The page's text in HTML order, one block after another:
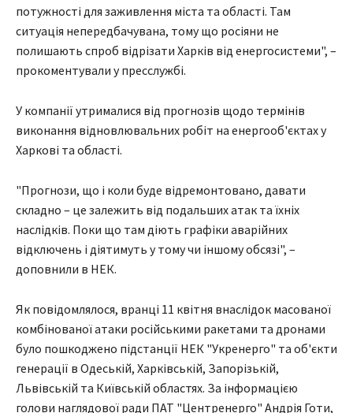
потужності для заживлення міста та області. Там
ситуація непередбачувана, тому що росіяни не
полишають спроб відрізати Харків від енергосистеми", –
прокоментували у пресслужбі.
У компанії утрималися від прогнозів щодо термінів
виконання відновлювальних робіт на енергооб'єктах у
Харкові та області.
"Прогнози, що і коли буде відремонтовано, давати
складно – це залежить від подальших атак та їхніх
наслідків. Поки що там діють графіки аварійних
відключень і діятимуть у тому чи іншому обсязі", –
доповнили в НЕК.
Як повідомлялося, вранці 11 квітня внаслідок масованої
комбінованої атаки російськими ракетами та дронами
було пошкоджено підстанції НЕК "Укренерго" та об'єкти
генерації в Одеській, Харківській, Запорізькій,
Львівській та Київській областях. За інформацією
голови наглядової ради ПАТ "Центренерго" Андрія Готи,